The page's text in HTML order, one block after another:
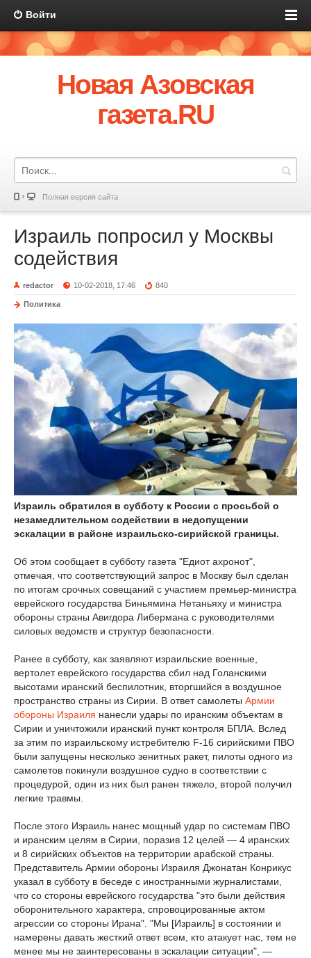
Войти
Новая Азовская
газета.RU
Полная версия сайта
Израиль попросил у Москвы
содействия
redactor 10-02-2018, 17:46 840
Политика
Израиль обратился в субботу к России с просьбой о
незамедлительном содействии в недопущении
эскалации в районе израильско-сирийской границы.
Об этом сообщает в субботу газета "Едиот ахронот",
отмечая, что соответствующий запрос в Москву был сделан
по итогам срочных совещаний с участием премьер-министра
еврейского государства Биньямина Нетаньяху и министра
обороны страны Авигдора Либермана с руководителями
силовых ведомств и структур безопасности.
Ранее в субботу, как заявляют израильские военные,
вертолет еврейского государства сбил над Голанскими
высотами иранский беспилотник, вторгшийся в воздушное
пространство страны из Сирии. В ответ самолеты Армии
обороны Израиля нанесли удары по иранским объектам в
Сирии и уничтожили иранский пункт контроля БПЛА. Вслед
за этим по израильскому истребителю F-16 сирийскими ПВО
были запущены несколько зенитных ракет, пилоты одного из
самолетов покинули воздушное судно в соответствии с
процедурой, один из них был ранен тяжело, второй получил
легкие травмы.
После этого Израиль нанес мощный удар по системам ПВО
и иранским целям в Сирии, поразив 12 целей — 4 иранских
и 8 сирийских объектов на территории арабской страны.
Представитель Армии обороны Израиля Джонатан Конрикус
указал в субботу в беседе с иностранными журналистами,
что со стороны еврейского государства "это были действия
оборонительного характера, спровоцированные актом
агрессии со стороны Ирана". "Мы [Израиль] в состоянии и
намерены давать жесткий ответ всем, кто атакует нас, тем не
менее мы не заинтересованы в эскалации ситуации", —